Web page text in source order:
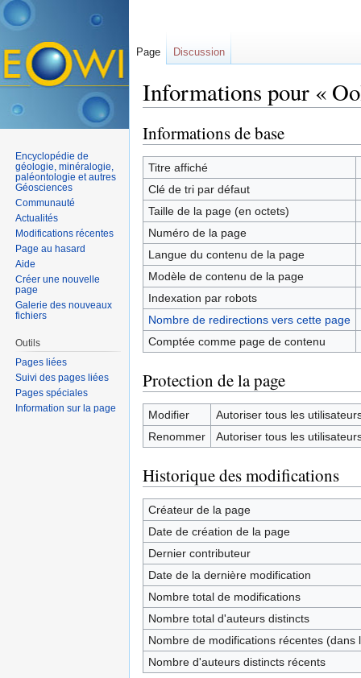
Informations pour «
Informations de base
Titre affiché
Clé de tri par défaut
Taille de la page (en octets)
Numéro de la page
Langue du contenu de la page
Modèle de contenu de la page
Indexation par robots
Nombre de redirections vers cette page
Comptée comme page de contenu
Protection de la page
Modifier
Autoriser tous les
Renommer
Autoriser tous les
Historique des modifications
Créateur de la page
Date de création de la page
Dernier contributeur
Date de la dernière modification
Nombre total de modifications
Nombre total d'auteurs distincts
Nombre de modifications récentes (dans
Nombre d'auteurs distincts récents
Page Discussion
Encyclopédie de
géologie, minéralogie,
paléontologie et autres
Géosciences
Communauté
Actualités
Modifications récentes
Page au hasard
Aide
Créer une nouvelle
page
Galerie des nouveaux
fichiers
Outils
Pages liées
Suivi des pages liées
Pages spéciales
Information sur la page